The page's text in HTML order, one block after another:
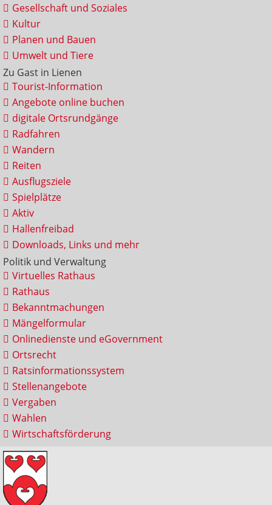
Gesellschaft und Soziales
Kultur
Planen und Bauen
Umwelt und Tiere
Zu Gast in Lienen
Tourist-Information
Angebote online buchen
digitale Ortsrundgänge
Radfahren
Wandern
Reiten
Ausflugsziele
Spielplätze
Aktiv
Hallenfreibad
Downloads, Links und mehr
Politik und Verwaltung
Virtuelles Rathaus
Rathaus
Bekanntmachungen
Mängelformular
Onlinedienste und eGovernment
Ortsrecht
Ratsinformationssystem
Stellenangebote
Vergaben
Wahlen
Wirtschaftsförderung